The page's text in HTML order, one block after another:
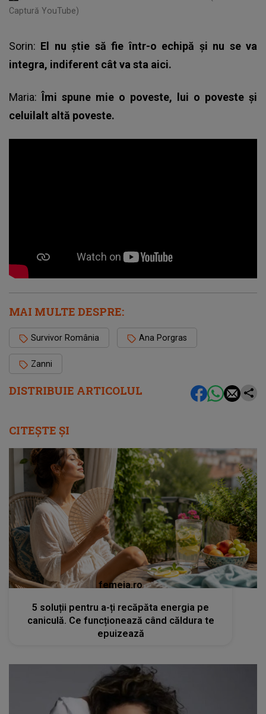
DISTRIBUIE ARTICOLUL
Captură YouTube)
Sorin: El nu știe să fie într-o echipă și nu se va
integra, indiferent cât va sta aici.
Maria: Îmi spune mie o poveste, lui o poveste și
celuilalt altă poveste.
MAI MULTE DESPRE:
Survivor România Ana Porgras
Zanni
CITEȘTE ȘI
femeia.ro
5 soluții pentru a-ți recăpăta energia pe
caniculă. Ce funcționează când căldura te
epuizează